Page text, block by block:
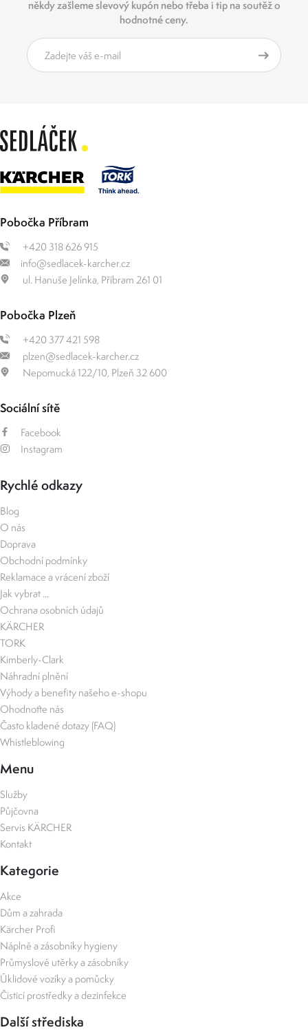
někdy zašleme slevový kupón nebo třeba i tip na soutěž o
hodnotné ceny.
Pobočka Příbram
+420 318 626 915
info@sedlacek-karcher.cz
ul. Hanuše Jelínka, Příbram 261 01
Pobočka Plzeň
+420 377 421 598
plzen@sedlacek-karcher.cz
Nepomucká 122/10, Plzeň 32 600
Sociální sítě
Facebook
Instagram
Rychlé odkazy
Blog
O nás
Doprava
Obchodní podmínky
Reklamace a vrácení zboží
Jak vybrat ...
Ochrana osobních údajů
KÄRCHER
TORK
Kimberly-Clark
Náhradní plnění
Výhody a benefity našeho e-shopu
Ohodnoťte nás
Často kladené dotazy (FAQ)
Whistleblowing
Menu
Služby
Půjčovna
Servis KÄRCHER
Kontakt
Kategorie
Akce
Dům a zahrada
Kärcher Profi
Náplně a zásobníky hygieny
Průmyslové utěrky a zásobníky
Úklidové vozíky a pomůcky
Čisticí prostředky a dezinfekce
Další střediska